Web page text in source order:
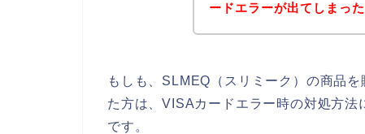
ードエラーが出てしまっ
もしも、SLMEQ（スリミーク）の商品
た方は、VISAカードエラー時の対処方
です。